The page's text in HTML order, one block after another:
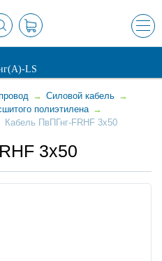
×
LS
→ Силовой кабель →
полиэтилена →
Кабель ПвПГнг-FRHF 3x50
3x50